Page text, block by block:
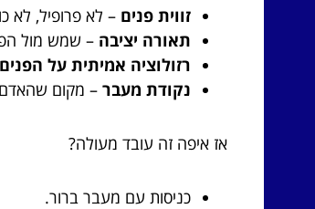
זווית פנים – לא פרופיל, לא
תאורה יציבה – שמש מול
רזולוציה אמיתית על הפנים
נקודת מעבר – מקום שהאדם
אז איפה זה עובד מעולה?
כניסות עם מעבר ברור.